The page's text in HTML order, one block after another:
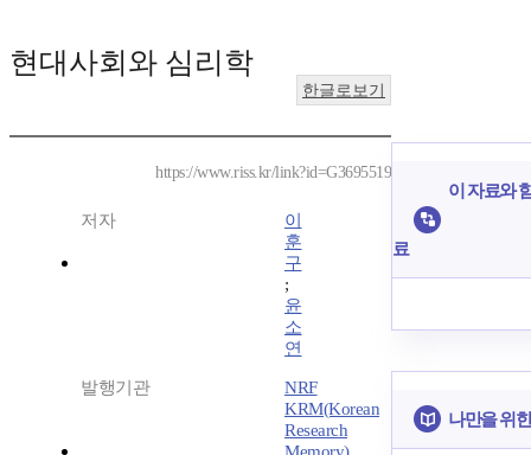
현대사회와 심리학
한글로보기
https://www.riss.kr/link?id=G3695519
저자
이
훈
구
;
윤
소
연
발행기관
NRF
KRM(Korean
Research
이 자료와
료
나만을 위